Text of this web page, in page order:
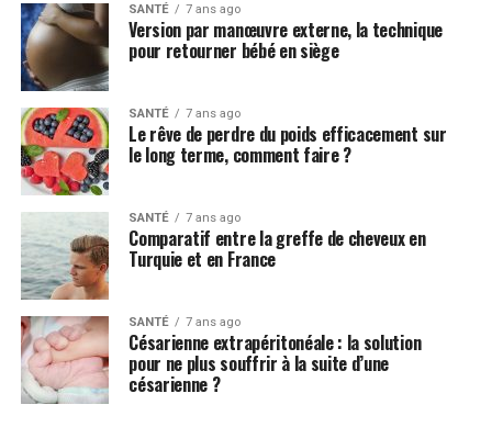
SANTÉ 7 ans ago
Version par manœuvre externe, la technique
pour retourner bébé en siège
SANTÉ 7 ans ago
Le rêve de perdre du poids efficacement sur
le long terme, comment faire ?
SANTÉ 7 ans ago
Comparatif entre la greffe de cheveux en
Turquie et en France
SANTÉ 7 ans ago
Césarienne extrapéritonéale : la solution
pour ne plus souffrir à la suite d’une
césarienne ?